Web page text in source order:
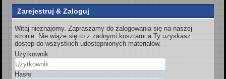
Zarejestruj & Zaloguj
Witaj nieznajomy. Zapraszamy do zalogowania się na naszej
stronie. Nie wiąże się to z żadnymi kosztami a Ty uzyskasz
dostęp do wszystkich udostępnionych materiałów.
Użytkownik
Hasło